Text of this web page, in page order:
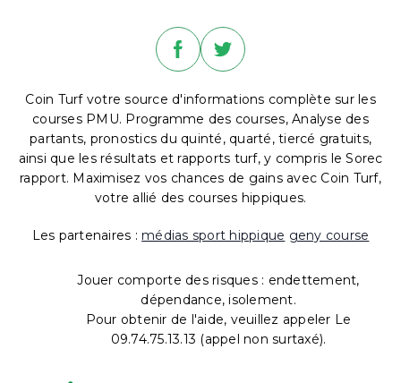
Coin Turf votre source d'informations complète sur les
courses PMU. Programme des courses, Analyse des
partants, pronostics du quinté, quarté, tiercé gratuits,
ainsi que les résultats et rapports turf, y compris le Sorec
rapport. Maximisez vos chances de gains avec Coin Turf,
votre allié des courses hippiques.
Les partenaires : médias sport hippique geny course
Jouer comporte des risques : endettement,
dépendance, isolement.
Pour obtenir de l'aide, veuillez appeler Le
09.74.75.13.13 (appel non surtaxé).